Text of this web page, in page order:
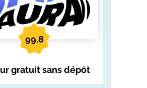
99.8
gratuit sans dépôt